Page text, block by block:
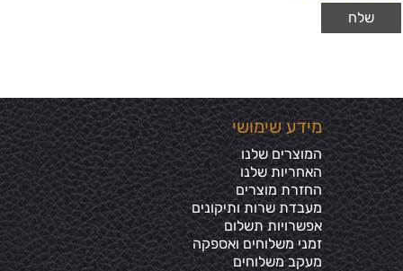
מידע שימושי
המוצרים שלנו
האחריות שלנו
החזרת מוצרים
מעבדת שרות ותיקונים
אפשרויות תשלום
זמני משלוחים ואספקה
מעקב משלוחים